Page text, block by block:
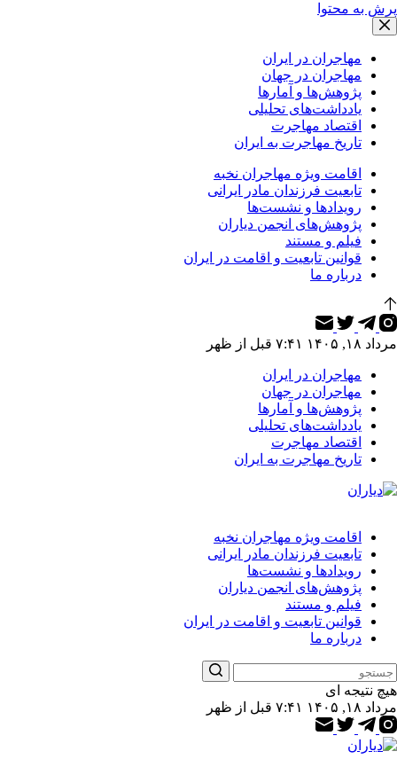
پرش به محتوا
مهاجران در ایران
مهاجران در جهان
پژوهش‌ها و آمارها
یادداشت‌های تحلیلی
اقتصاد مهاجرت
تاریخ مهاجرت به ایران
اقامت ویژه مهاجران نخبه
تابعیت فرزندان مادر ایرانی
رویدادها و نشست‌ها
پژوهش‌های انجمن دیاران
فیلم و مستند
قوانین تابعیت و اقامت در ایران
درباره ما
مرداد ۱۸, ۱۴۰۵ ۷:۴۱ قبل از ظهر
مهاجران در ایران
مهاجران در جهان
پژوهش‌ها و آمارها
یادداشت‌های تحلیلی
اقتصاد مهاجرت
تاریخ مهاجرت به ایران
اقامت ویژه مهاجران نخبه
تابعیت فرزندان مادر ایرانی
رویدادها و نشست‌ها
پژوهش‌های انجمن دیاران
فیلم و مستند
قوانین تابعیت و اقامت در ایران
درباره ما
هیچ نتیجه ای
مرداد ۱۸, ۱۴۰۵ ۷:۴۱ قبل از ظهر